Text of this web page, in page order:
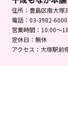
住所：豊島区南大塚
電話：03-3982-6000
営業時間：10:00～
定休日：無休
アクセス：大塚駅前